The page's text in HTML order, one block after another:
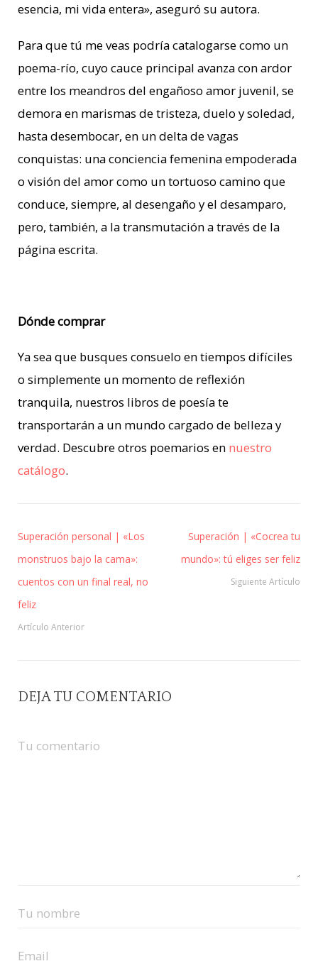
esencia, mi vida entera», aseguró su autora.
Para que tú me veas podría catalogarse como un
poema-río, cuyo cauce principal avanza con ardor
entre los meandros del engañoso amor juvenil, se
demora en marismas de tristeza, duelo y soledad,
hasta desembocar, en un delta de vagas
conquistas: una conciencia femenina empoderada
o visión del amor como un tortuoso camino que
conduce, siempre, al desengaño y el desamparo,
pero, también, a la transmutación a través de la
página escrita.
Dónde comprar
Ya sea que busques consuelo en tiempos difíciles
o simplemente un momento de reflexión
tranquila, nuestros libros de poesía te
transportarán a un mundo cargado de belleza y
verdad. Descubre otros poemarios en nuestro
catálogo.
Superación personal | «Los
monstruos bajo la cama»:
cuentos con un final real, no
feliz
Artículo Anterior
Superación | «Cocrea tu
mundo»: tú eliges ser feliz
Siguiente Artículo
DEJA TU COMENTARIO